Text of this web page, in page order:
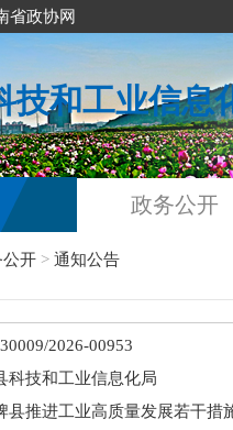
省政协网
技和工业信息
政务公开
公开 > 通知公告
2026-00953
科技和工业信息化局
县推进工业高质量发展若干措